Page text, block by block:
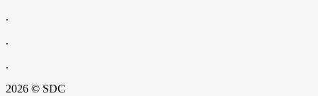
.
.
.
2026 © SDC